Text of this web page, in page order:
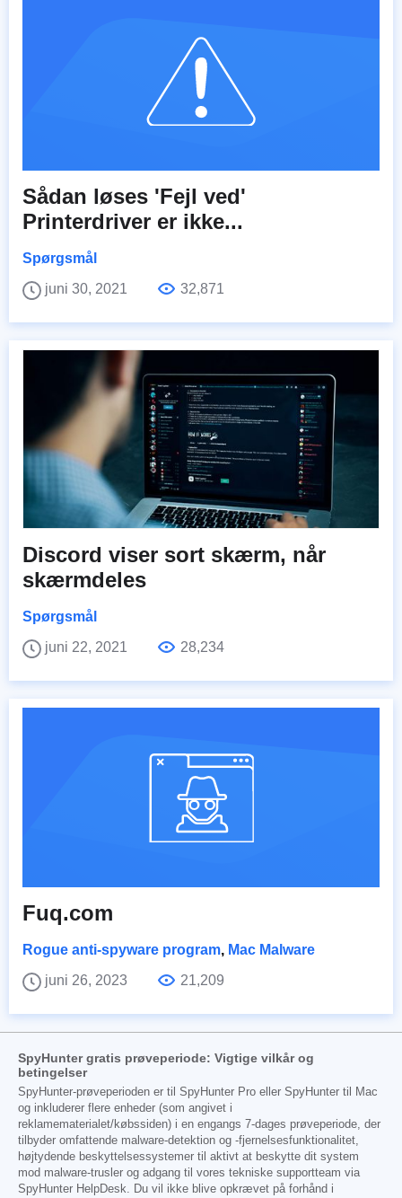
Sådan løses 'Fejl ved'
Printerdriver er ikke...
Spørgsmål
juni 30, 2021
32,871
Discord viser sort skærm, når
skærmdeles
Spørgsmål
juni 22, 2021
28,234
Fuq.com
Rogue anti-spyware program, Mac Malware
juni 26, 2023
21,209
SpyHunter gratis prøveperiode: Vigtige vilkår og
betingelser
SpyHunter-prøveperioden er til SpyHunter Pro eller SpyHunter til Mac
og inkluderer flere enheder (som angivet i
reklamematerialet/købssiden) i en engangs 7-dages prøveperiode, der
tilbyder omfattende malware-detektion og -fjernelsesfunktionalitet,
højtydende beskyttelsessystemer til aktivt at beskytte dit system
mod malware-trusler og adgang til vores tekniske supportteam via
SpyHunter HelpDesk. Du vil ikke blive opkrævet på forhånd i